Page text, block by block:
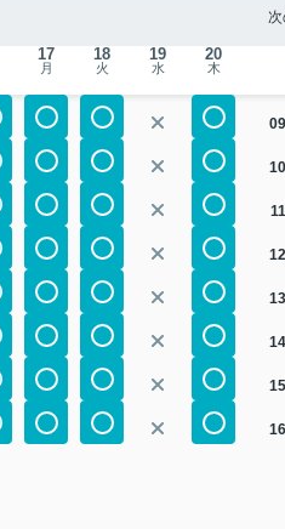
17
月
18
火
19
水
20
木